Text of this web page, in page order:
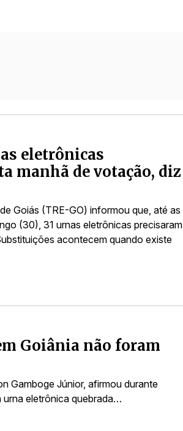
eletrônicas
manhã de votação, diz
Goiás (TRE-GO) informou que, até as
(30), 31 urnas eletrônicas precisaram
acontecem quando existe
Goiânia não foram
Gamboge Júnior, afirmou durante
urna eletrônica quebrada…